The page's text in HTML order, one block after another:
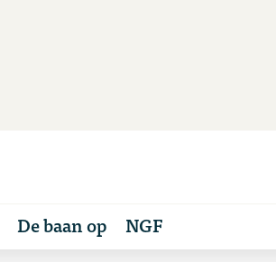
De baan op NGF